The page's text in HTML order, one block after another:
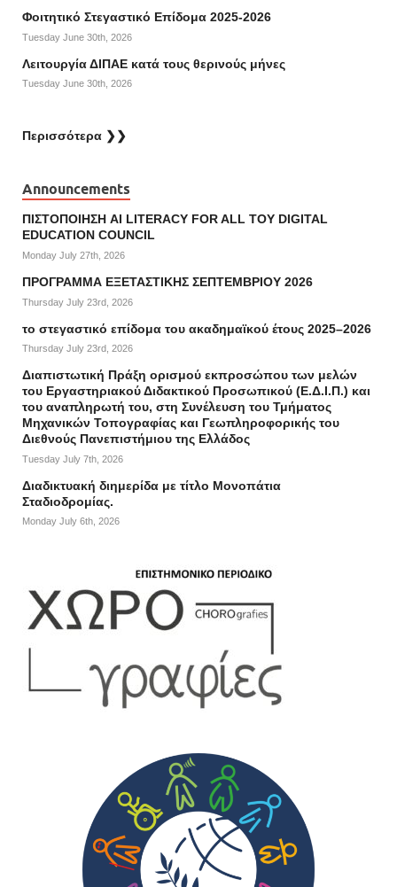
Φοιτητικό Στεγαστικό Επίδομα 2025-2026
Tuesday June 30th, 2026
Λειτουργία ΔΙΠΑΕ κατά τους θερινούς μήνες
Tuesday June 30th, 2026
Περισσότερα ❯❯
Announcements
ΠΙΣΤΟΠΟΙΗΣΗ AI LITERACY FOR ALL ΤΟΥ DIGITAL
EDUCATION COUNCIL
Monday July 27th, 2026
ΠΡΟΓΡΑΜΜΑ ΕΞΕΤΑΣΤΙΚΗΣ ΣΕΠΤΕΜΒΡΙΟΥ 2026
Thursday July 23rd, 2026
το στεγαστικό επίδομα του ακαδημαϊκού έτους 2025–2026
Thursday July 23rd, 2026
Διαπιστωτική Πράξη ορισμού εκπροσώπου των μελών
του Εργαστηριακού Διδακτικού Προσωπικού (Ε.Δ.Ι.Π.) και
του αναπληρωτή του, στη Συνέλευση του Τμήματος
Μηχανικών Τοπογραφίας και Γεωπληροφορικής του
Διεθνούς Πανεπιστήμιου της Ελλάδος
Tuesday July 7th, 2026
Διαδικτυακή διημερίδα με τίτλο Μονοπάτια
Σταδιοδρομίας.
Monday July 6th, 2026